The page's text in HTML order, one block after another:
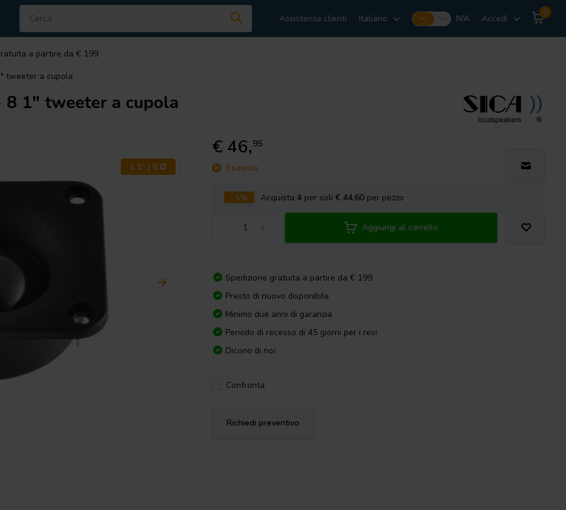
Assistenza clienti Italiano Incl. IVA Accedi
0
a partire da € 199
tweeter a cupola
1" tweeter a cupola
1.1" | 8 Ω
€ 46,95
Esaurito
-5% Acquista4 per soli€ 44,60 per pezzo
Aggiungi al carrello
Spedizione gratuita a partire da € 199
Presto di nuovo disponibile
Minimo due anni di garanzia
Periodo di recesso di 45 giorni per i resi
Dicono di noi:
Confronta
Richiedi preventivo